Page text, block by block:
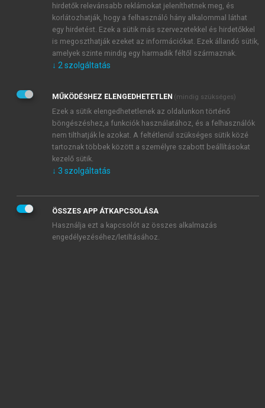
JELSZÓ ÚJRA
Kérek értesítést a MeRSZ újdonságairól, akcióiról.
Kérek értesítést az Akadémiai Kiadó Zrt. újdonságairól,
Adatkezelési tájékoztatóbanfoglaltakat tudomásul
veszem és elfogadom.
Általános vásárlási feltételeket, valamint a szotar.netés a
mersz.huoldalak licencszerződéseiben foglaltakat
tudomásul veszem és elfogadom.
KIPRÓBÁLOM
hirdetők relevánsabb reklámokat jeleníthetnek meg, és
korlátozhatják, hogy a felhasználó hány alkalommal láthat
egy hirdetést. Ezek a sütik más szervezetekkel és hirdetőkkel
is megoszthatják ezeket az információkat. Ezek állandó sütik,
amelyek szinte mindig egy harmadik féltől származnak.
↓ 2 szolgáltatás
MŰKÖDÉSHEZ ELENGEDHETETLEN (mindig szükséges)
Ezek a sütik elengedhetetlenek az oldalunkon történő
böngészéshez,a funkciók használatához, és a felhasználók
nem tilthatják le azokat. A feltétlenül szükséges sütik közé
tartoznak többek között a személyre szabott beállításokat
kezelő sütik.
↓ 3 szolgáltatás
ÖSSZES APP ÁTKAPCSOLÁSA
Használja ezt a kapcsolót az összes alkalmazás
engedélyezéséhez/letiltásához.